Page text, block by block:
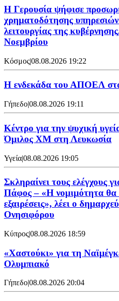
Η Γερουσία ψήφισε
χρηματοδότησης
λειτουργίας της
Νοεμβρίου
Κόσμος|08.08.2026 19:22
Η ενδεκάδα του ΑΠΟΕΛ
Γήπεδο|08.08.2026 19:11
Κέντρο για την ψυχική
Όμιλος XM στη Λευκωσία
Υγεία|08.08.2026 19:05
Σκληραίνει τους ελέγχους
Πάφος – «Η νομιμότητα θα
εξαιρέσεις», λέει ο
Ονησιφόρου
Κύπρος|08.08.2026 18:59
«Χαστούκι» για τη
Ολυμπιακό
Γήπεδο|08.08.2026 20:04